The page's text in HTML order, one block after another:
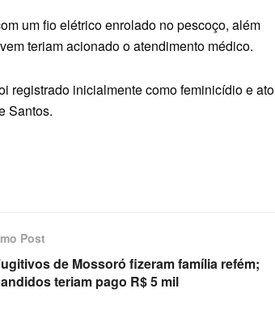
um fio elétrico enrolado no pescoço, além
teriam acionado o atendimento médico.
registrado inicialmente como feminicídio e ato
Santos.
Post
de Mossoró fizeram família refém;
teriam pago R$ 5 mil